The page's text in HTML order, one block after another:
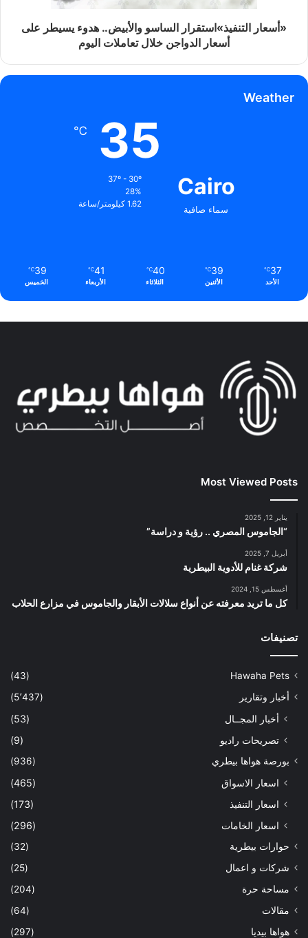
«أسعار التنفيذ»استقرار الساسو والأبيض.. هدوء يسيطر على
أسعار الدواجن خلال تعاملات اليوم
Weather
Cairo
سماء صافية
35
℃
37º - 30º
28%
1.62 كيلومتر/ساعة
37
℃
الأحد
39
℃
الأثنين
40
℃
الثلاثاء
41
℃
الأربعاء
39
℃
الخميس
Most Viewed Posts
يناير 12, 2025
“الجاموس المصري .. رؤية و دراسة”
أبريل 7, 2025
شركة غنام للأدوية البيطرية
أغسطس 15, 2024
كل ما تريد معرفته عن أنواع سلالات الأبقار والجاموس في مزارع الحلاب
تصنيفات
Hawaha Pets
(43)
أخبار وتقارير
(5٬437)
أخبار المجــال
(53)
تصريحات راديو
(9)
بورصة هواها بيطري (936)
اسعار الاسواق
(465)
اسعار التنفيذ
(173)
اسعار الخامات
(296)
حوارات بيطرية
(32)
شركات و اعمال
(25)
مساحة حرة
(204)
مقالات
(64)
هواها بيديا
(297)